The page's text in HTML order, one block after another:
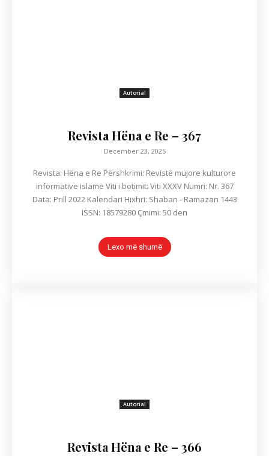
Autorial
Revista Hëna e Re – 367
December 23, 2025
Revista: Hëna e Re Përshkrimi: Revistë mujore kulturore
informative islame Viti i botimit: Viti XXXV Numri: Nr. 367
Data: Prill 2022 Kalendari Hixhri: Shaban - Ramazan 1443
ISSN: 18579280 Çmimi: 50 den
Lexo më shumë
Autorial
Revista Hëna e Re – 366